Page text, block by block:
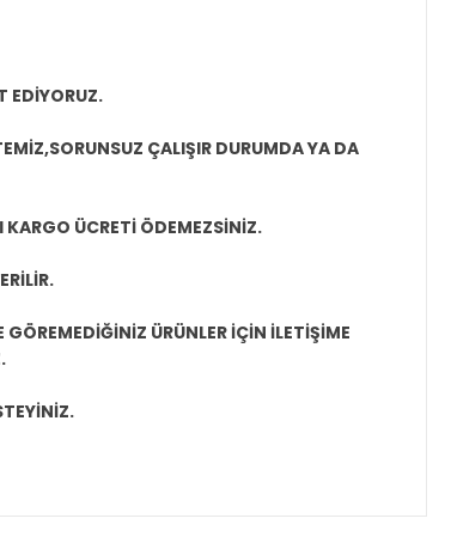
EDİYORUZ.
ÇALIŞIR DURUMDA YA DA
KARGO ÜCRETİ ÖDEMEZSİNİZ.
ÜRÜNLER İÇİN İLETİŞİME